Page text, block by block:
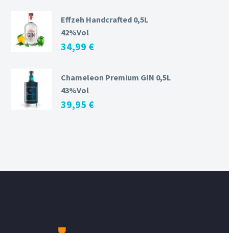
Effzeh Handcrafted 0,5L
42%Vol
34,99 €
Chameleon Premium GIN 0,5L
43%Vol
39,95 €